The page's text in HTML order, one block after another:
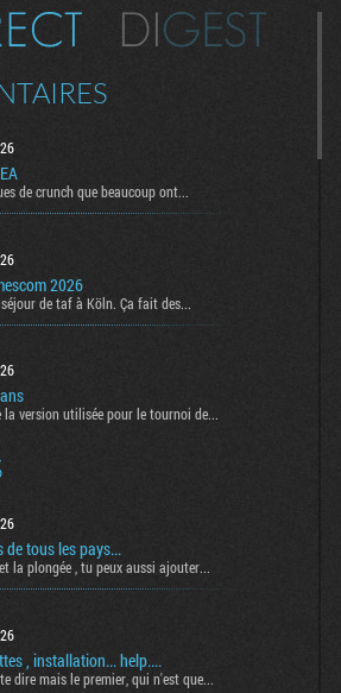
de crunch que beaucoup ont...
2026
de taf à Köln. Ça fait des...
la version utilisée pour le tournoi de...
de tous les pays...
la plongée , tu peux aussi ajouter...
, installation... help....
dire mais le premier, qui n'est que...